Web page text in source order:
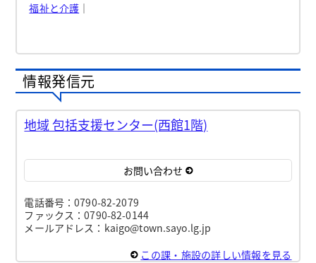
福祉と介護 ｜
情報発信元
地域 包括支援センター(西館1階)
お問い合わせ
電話番号：0790-82-2079
ファックス：0790-82-0144
メールアドレス：kaigo@town.sayo.lg.jp
この課・施設の詳しい情報を見る